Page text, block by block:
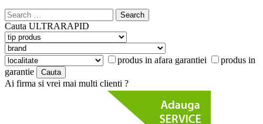
Search
for:
Cauta ULTRARAPID
produs in afara garantiei
produs in
garantie
Ai firma si vrei mai multi clienti ?